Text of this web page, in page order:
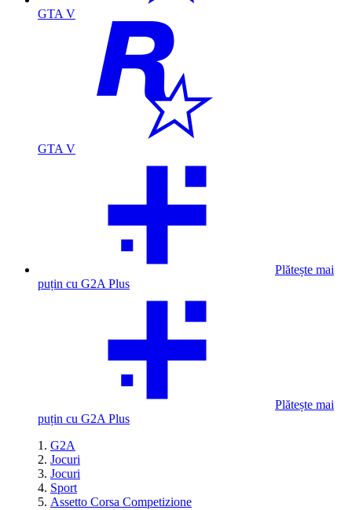
GTA V
GTA V
Plătește mai
puțin cu G2A Plus
Plătește mai
puțin cu G2A Plus
G2A
Jocuri
Jocuri
Sport
Assetto Corsa Competizione